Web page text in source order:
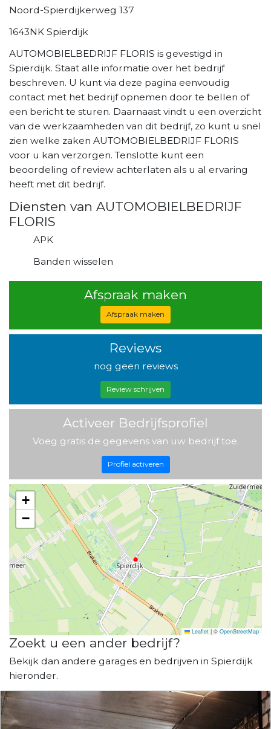
Noord-Spierdijkerweg 137
1643NK Spierdijk
AUTOMOBIELBEDRIJF FLORIS is gevestigd in
Spierdijk. Staat alle informatie over het bedrijf
beschreven. U kunt via deze pagina eenvoudig
contact met het bedrijf opnemen door te bellen of
een bericht te sturen. Daarnaast vindt u een overzicht
van de werkzaamheden van dit bedrijf, zo kunt u snel
zien welke zaken AUTOMOBIELBEDRIJF FLORIS
voor u kan verzorgen. Tenslotte kunt een
beoordeling of review achterlaten als u al ervaring
heeft met dit bedrijf.
Diensten van AUTOMOBIELBEDRIJF
FLORIS
APK
Banden wisselen
Afspraak maken
Afspraak maken
Reviews
nog geen reviews
Review schrijven
Activeer Bedrijfsprofiel
Voeg gratis de gegevens van uw bedrijf toe.
Profiel activeren
+
−
Leaflet | © OpenStreetMap
Zoekt u een ander bedrijf?
Bekijk dan andere garages en bedrijven in Spierdijk
hieronder.